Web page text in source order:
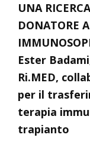
UNA
DONATORE
Ester
Ri.MED,
per il
terapia
trapianto